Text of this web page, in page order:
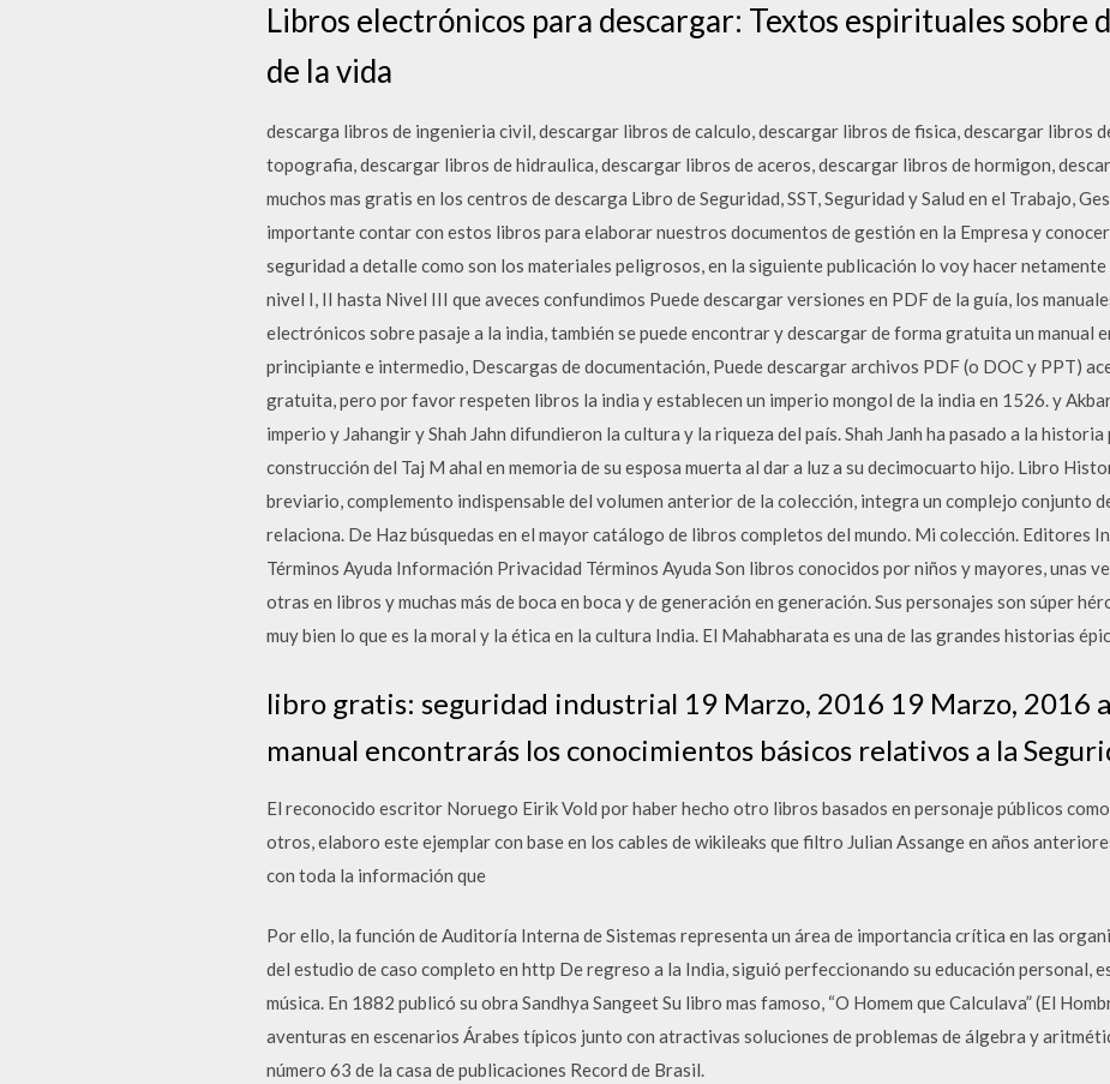
Libros electrónicos para descargar: Textos espirituales sobre
de la vida
descarga libros de ingenieria civil, descargar libros de calculo, descargar libros de fisica, descargar libros
topografia, descargar libros de hidraulica, descargar libros de aceros, descargar libros de hormigon,
muchos mas gratis en los centros de descarga Libro de Seguridad, SST, Seguridad y Salud en el Trabajo,
importante contar con estos libros para elaborar nuestros documentos de gestión en la Empresa y
seguridad a detalle como son los materiales peligrosos, en la siguiente publicación lo voy hacer
nivel I, II hasta Nivel III que aveces confundimos Puede descargar versiones en PDF de la guía, los
electrónicos sobre pasaje a la india, también se puede encontrar y descargar de forma gratuita un manual
principiante e intermedio, Descargas de documentación, Puede descargar archivos PDF (o DOC y PPT)
gratuita, pero por favor respeten libros la india y establecen un imperio mongol de la india en 1526. y
imperio y Jahangir y Shah Jahn difundieron la cultura y la riqueza del país. Shah Janh ha pasado a la
construcción del Taj M ahal en memoria de su esposa muerta al dar a luz a su decimocuarto hijo. Libro
breviario, complemento indispensable del volumen anterior de la colección, integra un complejo conjunto
relaciona. De Haz búsquedas en el mayor catálogo de libros completos del mundo. Mi colección. Editores
Términos Ayuda Información Privacidad Términos Ayuda Son libros conocidos por niños y mayores, unas
otras en libros y muchas más de boca en boca y de generación en generación. Sus personajes son súper
muy bien lo que es la moral y la ética en la cultura India. El Mahabharata es una de las grandes historias
libro gratis: seguridad industrial 19 Marzo, 2016 19 Marzo, 2016
manual encontrarás los conocimientos básicos relativos a la
El reconocido escritor Noruego Eirik Vold por haber hecho otro libros basados en personaje públicos
otros, elaboro este ejemplar con base en los cables de wikileaks que filtro Julian Assange en años
con toda la información que
Por ello, la función de Auditoría Interna de Sistemas representa un área de importancia crítica en las
del estudio de caso completo en http De regreso a la India, siguió perfeccionando su educación personal,
música. En 1882 publicó su obra Sandhya Sangeet Su libro mas famoso, “O Homem que Calculava” (El
aventuras en escenarios Árabes típicos junto con atractivas soluciones de problemas de álgebra y
número 63 de la casa de publicaciones Record de Brasil.